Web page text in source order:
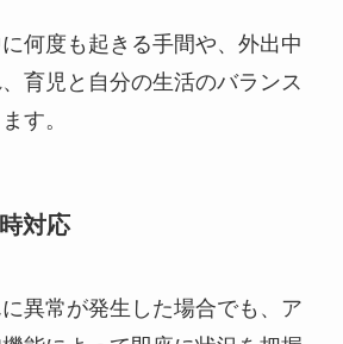
何度も起きる手間や、外出中
育児と自分の生活のバランス
す。
対応
異常が発生した場合でも、ア